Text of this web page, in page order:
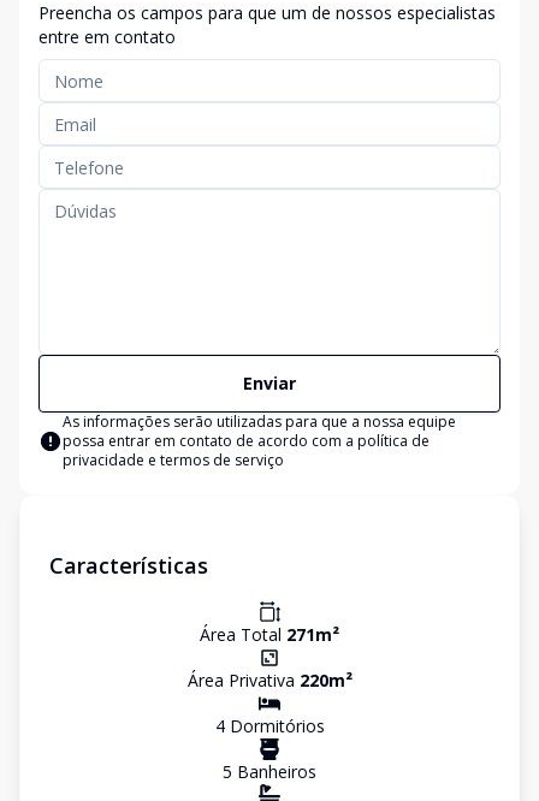
Preencha os campos para que um de nossos especialistas
entre em contato
Enviar
As informações serão utilizadas para que a nossa equipe
possa entrar em contato de acordo com a política de
privacidade e termos de serviço
Características
Área Total 271m²
Área Privativa 220m²
4Dormitórios
5 Banheiros